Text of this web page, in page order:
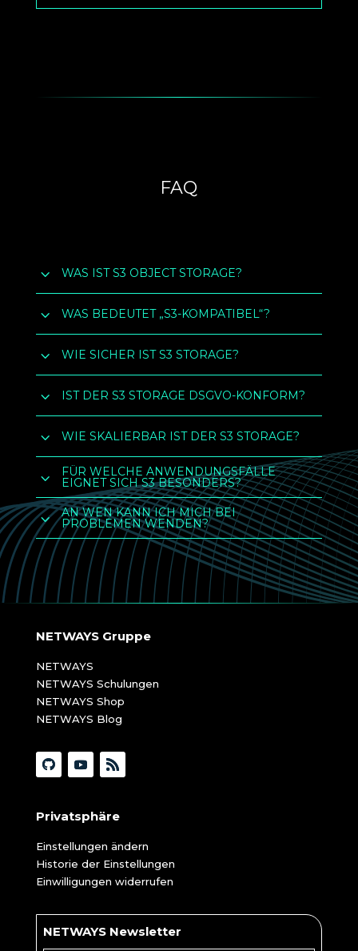
FAQ
3 WAS IST S3 OBJECT STORAGE?
3 WAS BEDEUTET „S3-KOMPATIBEL“?
3 WIE SICHER IST S3 STORAGE?
3 IST DER S3 STORAGE DSGVO-KONFORM?
3 WIE SKALIERBAR IST DER S3 STORAGE?
3 FÜR WELCHE ANWENDUNGSFÄLLE
EIGNET SICH S3 BESONDERS?
3 AN WEN KANN ICH MICH BEI
PROBLEMEN WENDEN?
NETWAYS Gruppe
NETWAYS
NETWAYS Schulungen
NETWAYS Shop
NETWAYS Blog
Privatsphäre
Einstellungen ändern
Historie der Einstellungen
Einwilligungen widerrufen
NETWAYS Newsletter